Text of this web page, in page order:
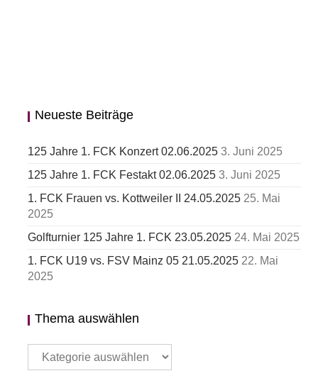
Neueste Beiträge
125 Jahre 1. FCK Konzert 02.06.2025 3. Juni 2025
125 Jahre 1. FCK Festakt 02.06.2025 3. Juni 2025
1. FCK Frauen vs. Kottweiler II 24.05.2025 25. Mai
2025
Golfturnier 125 Jahre 1. FCK 23.05.2025 24. Mai 2025
1. FCK U19 vs. FSV Mainz 05 21.05.2025 22. Mai
2025
Thema auswählen
Thema
auswählen